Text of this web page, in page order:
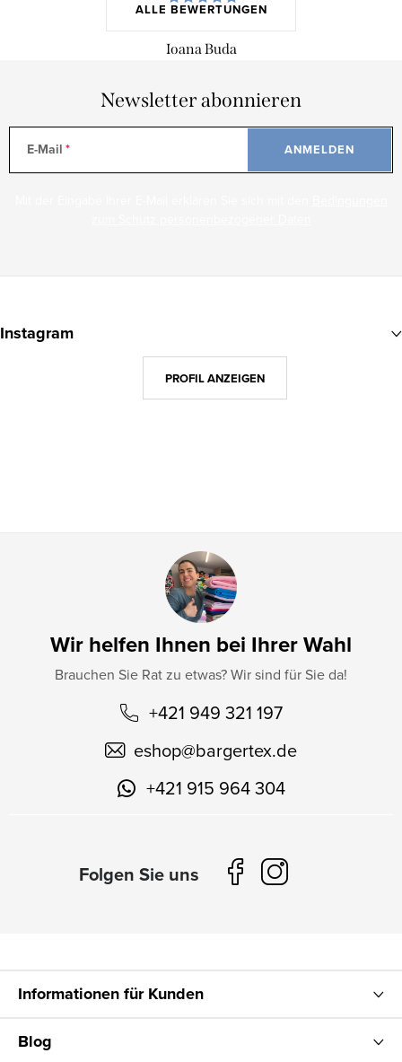
ALLE BEWERTUNGEN
Ioana Buda
Newsletter abonnieren
E-Mail ANMELDEN
u
Wir helfen Ihnen bei Ihrer Wahl
Brauchen Sie Rat zu etwas? Wir sind für Sie da!
+421 949 321 197
eshop@bargertex.de
+421 915 964 304
Instagram
PROFIL ANZEIGEN
Informationen für Kunden
Blog